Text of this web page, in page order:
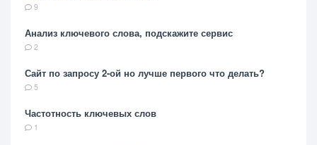
9
Анализ ключевого слова, подскажите сервис
2
Сайт по запросу 2-ой но лучше первого что делать?
5
Частотность ключевых слов
1